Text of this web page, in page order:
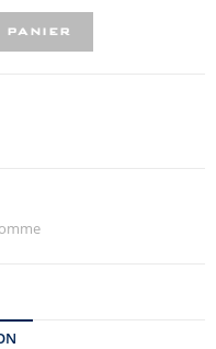
PANIER